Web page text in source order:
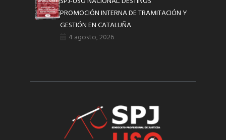
PROMOCIÓN INTERNA DE TRAMITACIÓN Y
GESTIÓN EN CATALUÑA
4 agosto, 2026